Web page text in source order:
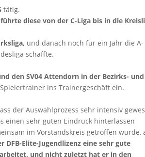
tätig.
führte diese von der C-Liga bis in die
und danach noch für ein Jahr die A-
schaffte.
den SV04 Attendorn in der Bezirks- und
ins Trainergeschäft ein.
der Auswahlprozess sehr intensiv
einen sehr guten Eindruck hinterlassen
im Vorstandskreis getroffen wurde,
Elite-Jugendlizenz eine sehr gute
und nicht zuletzt hat er in den